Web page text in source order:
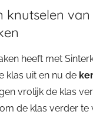
knutselen van
heeft met
klas uit en nu de
vrolijk de klas
de klas verder te